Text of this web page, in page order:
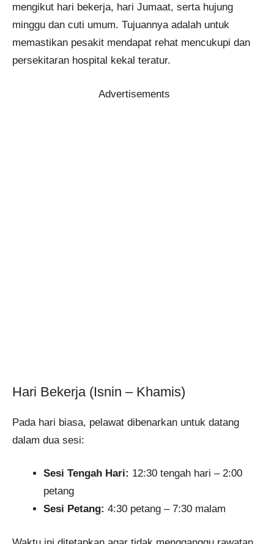
mengikut hari bekerja, hari Jumaat, serta hujung
minggu dan cuti umum. Tujuannya adalah untuk
memastikan pesakit mendapat rehat mencukupi dan
persekitaran hospital kekal teratur.
Advertisements
Hari Bekerja (Isnin – Khamis)
Pada hari biasa, pelawat dibenarkan untuk datang
dalam dua sesi:
Sesi Tengah Hari: 12:30 tengah hari – 2:00
petang
Sesi Petang: 4:30 petang – 7:30 malam